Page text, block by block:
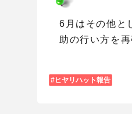
6月はその他と
助の行い方を
ヒヤリハット報告